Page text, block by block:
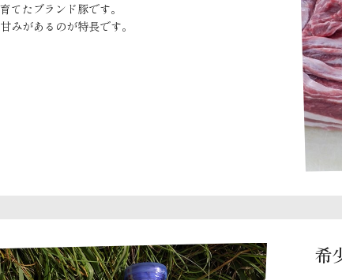
てたブランド豚です。
みがあるのが特長です。
希